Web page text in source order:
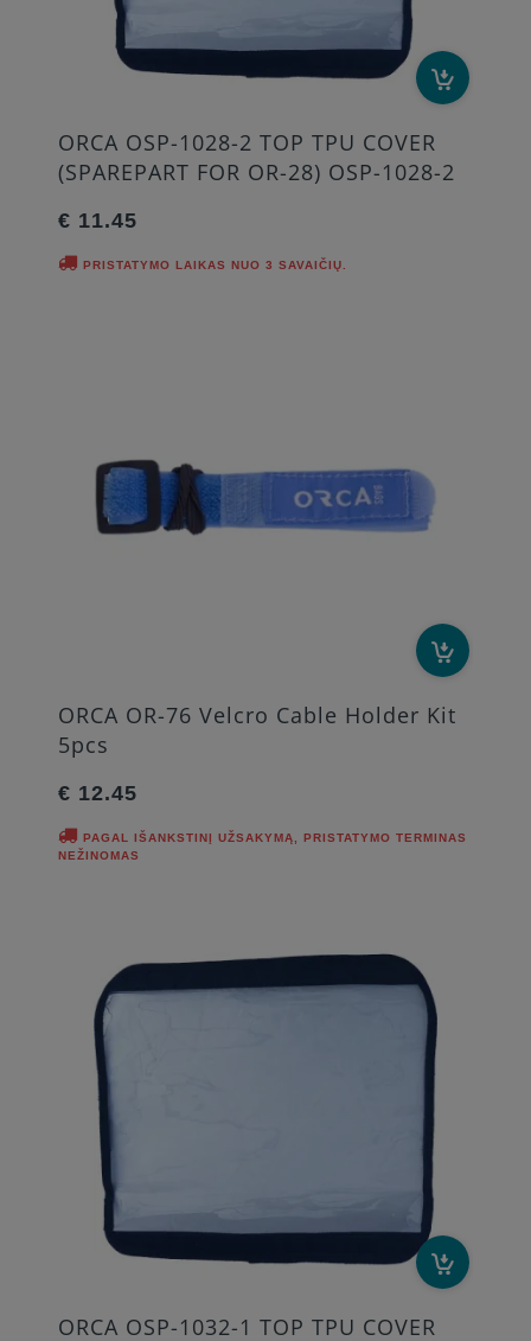
ORCA OSP-1028-2 TOP TPU COVER
(SPAREPART FOR OR-28) OSP-1028-2
€ 11.45
PRISTATYMO LAIKAS NUO 3 SAVAIČIŲ.
ORCA OR-76 Velcro Cable Holder Kit
5pcs
€ 12.45
PAGAL IŠANKSTINĮ UŽSAKYMĄ, PRISTATYMO TERMINAS
NEŽINOMAS
ORCA OSP-1032-1 TOP TPU COVER